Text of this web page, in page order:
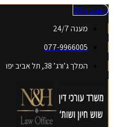
דלג
Whatsapp
מענה 24/7
077-9966005
המלך ג’ורג’ 38, תל אביב יפו